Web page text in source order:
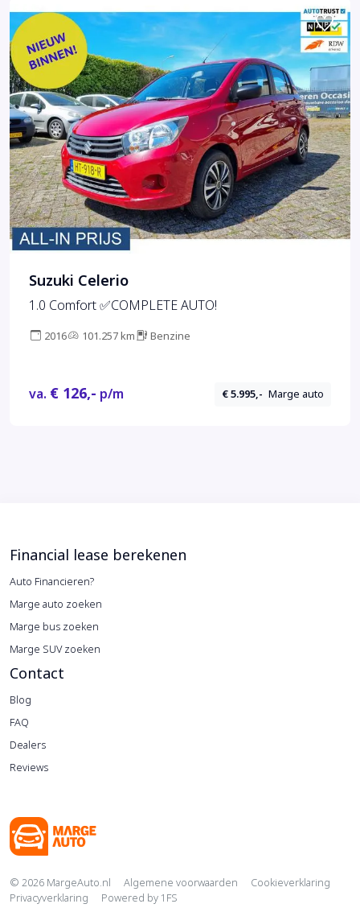
Suzuki Celerio
1.0 Comfort ✅COMPLETE AUTO!
2016 101.257 km Benzine
va. € 126,- p/m € 5.995,- Marge auto
Financial lease berekenen
Auto Financieren?
Marge auto zoeken
Marge bus zoeken
Marge SUV zoeken
Contact
Blog
FAQ
Dealers
Reviews
Copyright navigation
© 2026 MargeAuto.nl Algemene voorwaarden
Cookieverklaring
Privacyverklaring
Powered by 1FS